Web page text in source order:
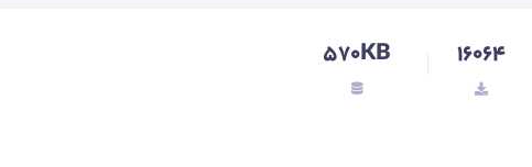
16064
570KB